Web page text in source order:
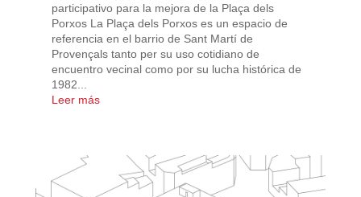
participativo para la mejora de la Plaça dels
Porxos La Plaça dels Porxos es un espacio de
referencia en el barrio de Sant Martí de
Provençals tanto per su uso cotidiano de
encuentro vecinal como por su lucha histórica de
1982...
Leer más